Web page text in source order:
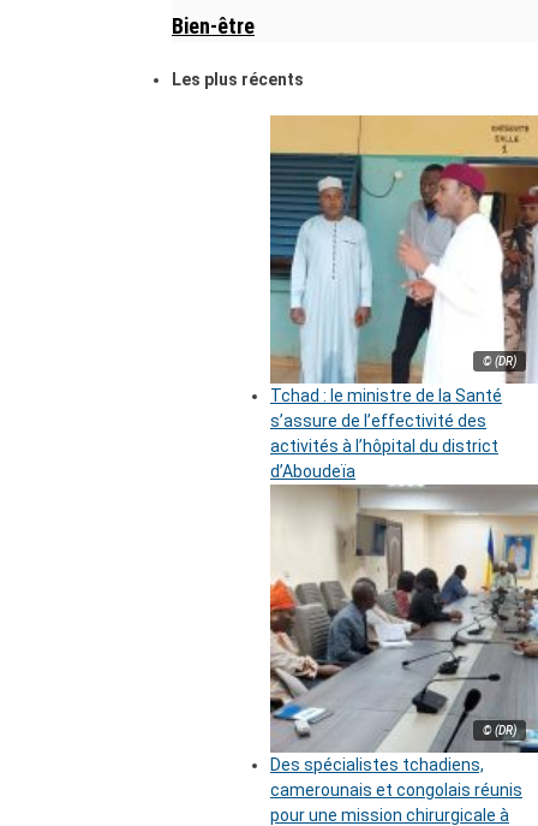
Bien-être
Les plus récents
© (DR)
Tchad : le ministre de la Santé
s’assure de l’effectivité des
activités à l’hôpital du district
d’Aboudeïa
© (DR)
Des spécialistes tchadiens,
camerounais et congolais réunis
pour une mission chirurgicale à